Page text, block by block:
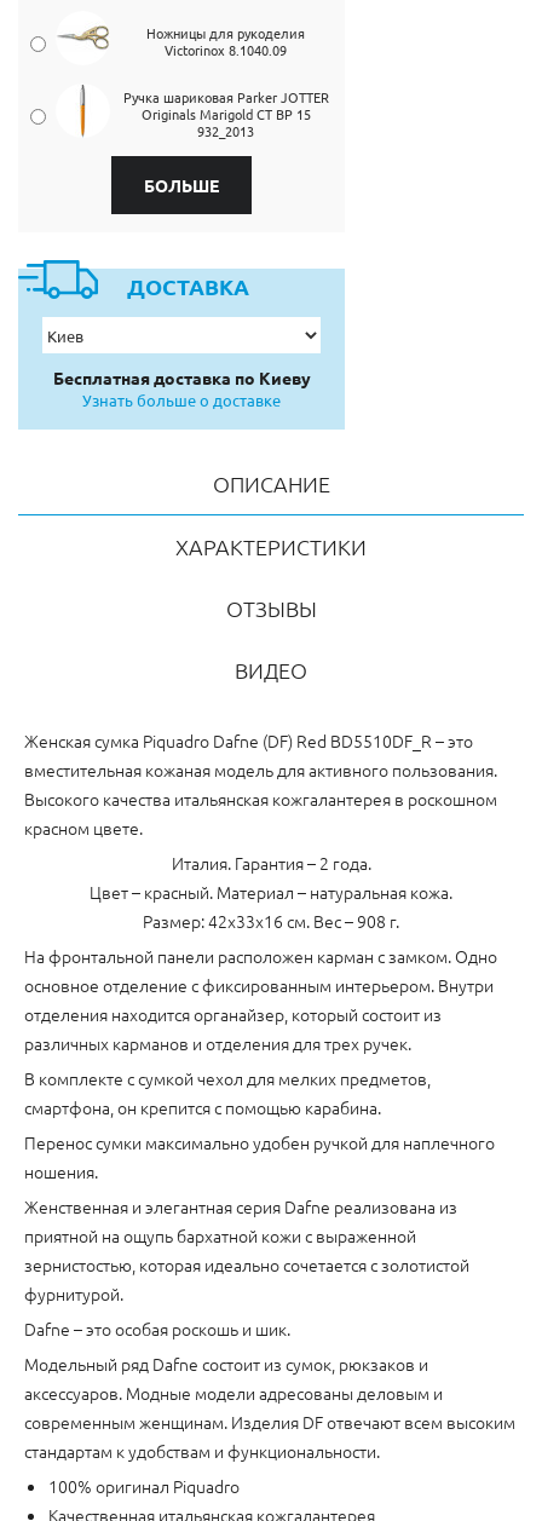
Ножницы для рукоделия
Victorinox 8.1040.09
Ручка шариковая Parker JOTTER
Originals Marigold CT BP 15
932_2013
БОЛЬШЕ
ДОСТАВКА
Бесплатная доставка по Киеву
Узнать больше о доставке
ОПИСАНИЕ
ХАРАКТЕРИСТИКИ
ОТЗЫВЫ
ВИДЕО
Женская сумка Piquadro Dafne (DF) Red BD5510DF_R – это
вместительная кожаная модель для активного пользования.
Высокого качества итальянская кожгалантерея в роскошном
красном цвете.
Италия. Гарантия – 2 года.
Цвет – красный. Материал – натуральная кожа.
Размер: 42x33x16 см. Вес – 908 г.
На фронтальной панели расположен карман с замком. Одно
основное отделение с фиксированным интерьером. Внутри
отделения находится органайзер, который состоит из
различных карманов и отделения для трех ручек.
В комплекте с сумкой чехол для мелких предметов,
смартфона, он крепится с помощью карабина.
Перенос сумки максимально удобен ручкой для наплечного
ношения.
Женственная и элегантная серия Dafne реализована из
приятной на ощупь бархатной кожи с выраженной
зернистостью, которая идеально сочетается с золотистой
фурнитурой.
Dafne – это особая роскошь и шик.
Модельный ряд Dafne состоит из сумок, рюкзаков и
аксессуаров. Модные модели адресованы деловым и
современным женщинам. Изделия DF отвечают всем высоким
стандартам к удобствам и функциональности.
100% оригинал Piquadro
Качественная итальянская кожгалантерея